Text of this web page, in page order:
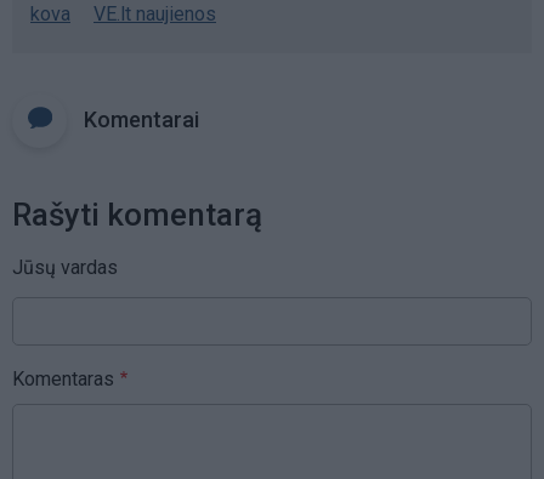
kova
VE.lt naujienos
Komentarai
Rašyti komentarą
Jūsų vardas
Komentaras